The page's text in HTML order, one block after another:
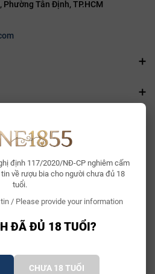
định 117/2020/NĐ-CP nghiêm cấm
về rượu bia cho người chưa đủ 18
tuổi.
/ Please provide your information
ĐÃ ĐỦ 18 TUỔI?
CHƯA 18 TUỔI
Phường Tân Định, TP.HCM